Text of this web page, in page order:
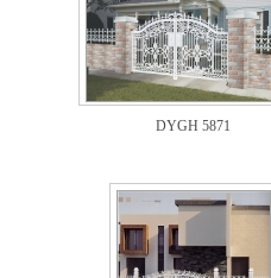
DYGH 5871